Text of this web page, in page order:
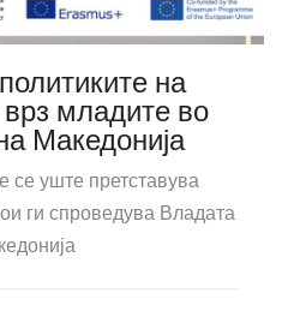
на
врз младите во
Македонија
се уште претставува
ги спроведува Владата